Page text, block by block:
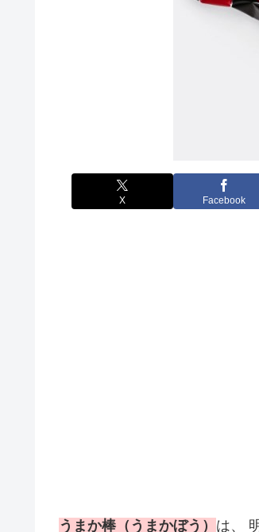
X Facebook
うまか棒（うまかぼう） は、